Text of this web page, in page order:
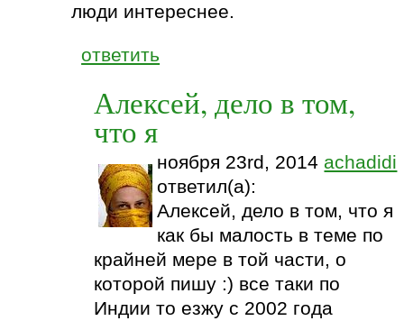
люди интереснее.
ответить
Алексей, дело в том,
что я
ноября 23rd, 2014 achadidi
ответил(а):
Алексей, дело в том, что я
как бы малость в теме по
крайней мере в той части, о
которой пишу :) все таки по
Индии то езжу с 2002 года